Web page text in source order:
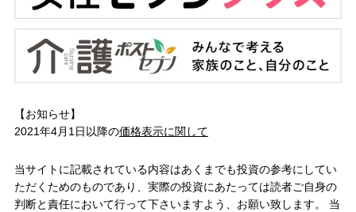
【お知らせ】
2021年4月1日以降の価格表示に関して
当サイトに記載されている内容はあくまでも投資の参考にしてい
ただくためのものであり、実際の投資にあたっては読者ご自身の
判断と責任において行って下さいますよう、お願い致します。 当